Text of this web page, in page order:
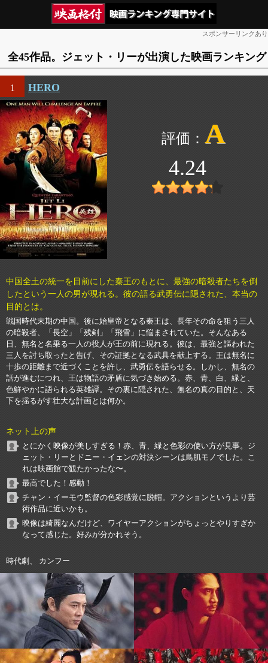
スポンサーリンクあり
全45作品。ジェット・リーが出演した映画ランキング
1 HERO
A
4.24
中国全土の統一を目前にした秦王のもとに、最強の暗殺者たちを倒
したという一人の男が現れる。彼の語る武勇伝に隠された、本当の
目的とは。
戦国時代末期の中国。後に始皇帝となる秦王は、長年その命を狙う三人
の暗殺者、「長空」「残剣」「飛雪」に悩まされていた。そんなある
日、無名と名乗る一人の役人が王の前に現れる。彼は、最強と謳われた
三人を討ち取ったと告げ、その証拠となる武具を献上する。王は無名に
十歩の距離まで近づくことを許し、武勇伝を語らせる。しかし、無名の
話が進むにつれ、王は物語の矛盾に気づき始める。赤、青、白、緑と、
色鮮やかに語られる英雄譚。その裏に隠された、無名の真の目的と、天
下を揺るがす壮大な計画とは何か。
ネット上の声
とにかく映像が美しすぎる！赤、青、緑と色彩の使い方が見事。ジ
ェット・リーとドニー・イェンの対決シーンは鳥肌モノでした。こ
れは映画館で観たかったな〜。
最高でした！感動！
チャン・イーモウ監督の色彩感覚に脱帽。アクションというより芸
術作品に近いかも。
映像は綺麗なんだけど、ワイヤーアクションがちょっとやりすぎか
なって感じた。好みが分かれそう。
時代劇、 カンフー